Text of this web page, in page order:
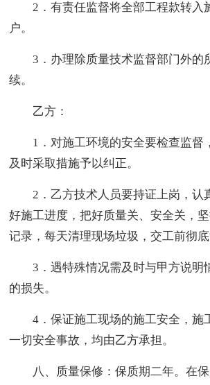
2．有责任监督将全部工程款转入
户。
3．办理除质量技术监督部门外的
续。
乙方：
1．对施工环境的安全要检查监督
及时采取措施予以纠正。
2．乙方技术人员要持证上岗，认
好施工进度，把好质量关、安全关，
记录，每天清理现场垃圾，交工前彻底
3．遇特殊情况需及时与甲方说明
的损失。
4．保证施工现场的施工安全，施
一切安全事故，均由乙方承担。
八、质量保修：保质期二年。在保